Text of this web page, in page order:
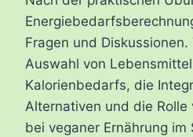
Fragen und
Auswahl von
Kalorienbedarfs, die
Alternativen und die
bei veganer Ernährung